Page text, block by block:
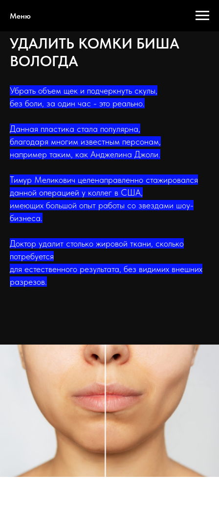
Меню
УДАЛИТЬ КОМКИ БИША
ВОЛОГДА
Убрать объем щек и подчеркнуть скулы,
без боли, за один час - это реально.
Данная пластика стала популярна,
благодаря многим известным персонам,
например таким, как Анджелина Джоли.
Тимур Меликович целенаправленно стажировался
данной операцией у коллег в США,
имеющих большой опыт работы со звездами шоу-
бизнеса.
Доктор удалит столько жировой ткани, сколько
потребуется
для естественного результата, без видимих внешних
разрезов.